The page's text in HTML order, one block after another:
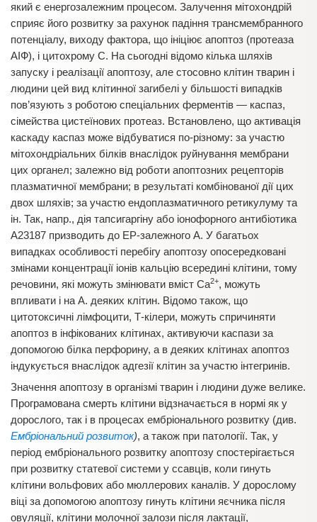
який є енергозалежним процесом. Залучення мітохондрій
сприяє його розвитку за рахунок падіння трансмембранного
потенціалу, виходу фактора, що ініціює апоптоз (протеаза
АІФ), і цитохрому С. На сьогодні відомо кілька шляхів
запуску і реалізації апоптозу, але стосовно клітин тварин і
людини цей вид клітинної загибелі у більшості випадків
пов’язують з роботою спеціальних ферментів — каспаз,
сімейства цистеїнових протеаз. Встановлено, що активація
каскаду каспаз може відбуватися по-різному: за участю
мітохондріальних білків внаслідок руйнування мембрани
цих органел; залежно від роботи апоптозних рецепторів
плазматичної мембрани; в результаті комбінованої дії цих
двох шляхів; за участю ендоплазматичного ретикулуму та
ін. Так, напр., дія тапсигаргіну або іонофорного антибіотика
А23187 призводить до ЕР-залежного А. У багатьох
випадках особливості перебігу апоптозу опосередковані
змінами концентрації іонів кальцію всередині клітини, тому
речовини, які можуть змінювати вміст Са2+, можуть
впливати і на А. деяких клітин. Відомо також, що
цитотоксичні лімфоцити, Т-кілери, можуть спричиняти
апоптоз в інфікованих клітинах, активуючи каспази за
допомогою білка перфорину, а в деяких клітинах апоптоз
індукується внаслідок адгезії клітин за участю інтегринів.
Значення апоптозу в організмі тварин і людини дуже велике.
Програмована смерть клітини відзначається в нормі як у
дорослого, так і в процесах ембріонального розвитку (див.
Ембріональний розвиток), а також при патології. Так, у
період ембріонального розвитку апоптозу спостерігається
при розвитку статевої системи у ссавців, коли гинуть
клітини вольфових або мюллерових каналів. У дорослому
віці за допомогою апоптозу гинуть клітини яєчника після
овуляції, клітини молочної залози після лактації,